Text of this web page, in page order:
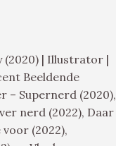
(2020) | Illustrator |
Beeldende
– Supernerd (2020),
nerd (2022), Daar
(2022),